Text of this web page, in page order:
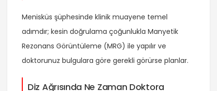
Menisküs şüphesinde klinik muayene temel
adımdır; kesin doğrulama çoğunlukla Manyetik
Rezonans Görüntüleme (MRG) ile yapılır ve
doktorunuz bulgulara göre gerekli görürse planlar.
Diz Ağrısında Ne Zaman Doktora